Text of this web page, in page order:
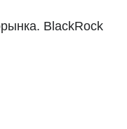
BlackRock